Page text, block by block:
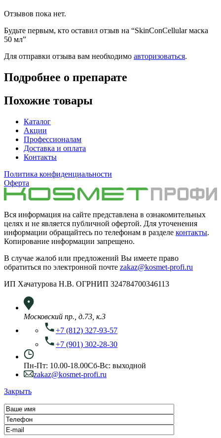
Отзывов пока нет.
Будьте первым, кто оставил отзыв на “SkinConCellular маска
50 мл”
Для отправки отзыва вам необходимо авторизоваться.
Подробнее о препарате
Похожие товары
Каталог
Акции
Профессионалам
Доставка и оплата
Контакты
Политика конфиденциальности
Оферта
Вся информация на сайте представлена в ознакомительных
целях и не является публичной офертой. Для уточенения
информации обращайтесь по телефонам в разделе контакты.
Копирование информации запрещено.
В случае жалоб или предложений Вы имеете право
обратиться по электронной почте zakaz@kosmet-profi.ru
ИП Хачатурова Н.В. ОГРНИП 324784700346113
Московский пр., д.73, к.3
+7 (812) 327-93-57
+7 (901) 302-28-30
Пн-Пт: 10.00-18.00Сб-Вс: выходной
zakaz@kosmet-profi.ru
Закрыть